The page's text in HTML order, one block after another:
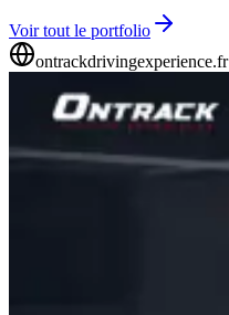
Voir tout le portfolio
ontrackdrivingexperience.fr